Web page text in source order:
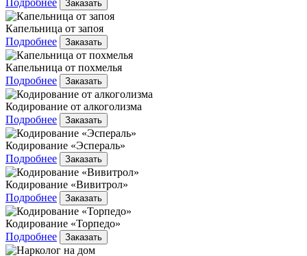
Подробнее
Заказать
Капельница от запоя
Подробнее
Заказать
Капельница от похмелья
Подробнее
Заказать
Кодирование от алкоголизма
Подробнее
Заказать
Кодирование «Эспераль»
Подробнее
Заказать
Кодирование «Вивитрол»
Подробнее
Заказать
Кодирование «Торпедо»
Подробнее
Заказать